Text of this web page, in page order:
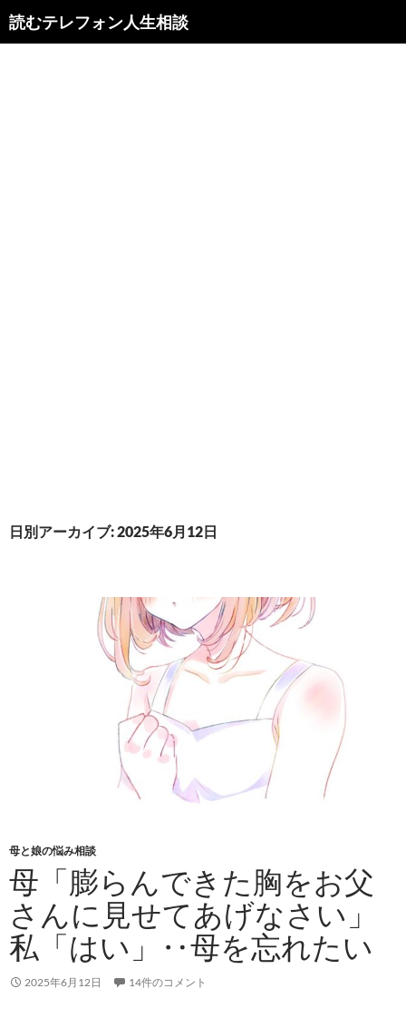
読むテレフォン人生相談
日別アーカイブ: 2025年6月12日
母と娘の悩み相談
母「膨らんできた胸をお父
さんに見せてあげなさい」
私「はい」‥母を忘れたい
2025年6月12日 14件のコメント